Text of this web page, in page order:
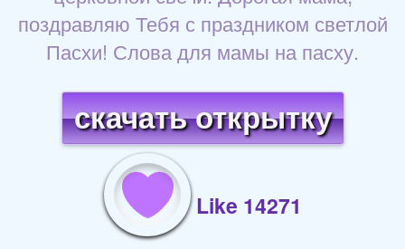
поздравляю Тебя с праздником светлой
Пасхи! Слова для мамы на пасху.
скачать открытку
Like 14271